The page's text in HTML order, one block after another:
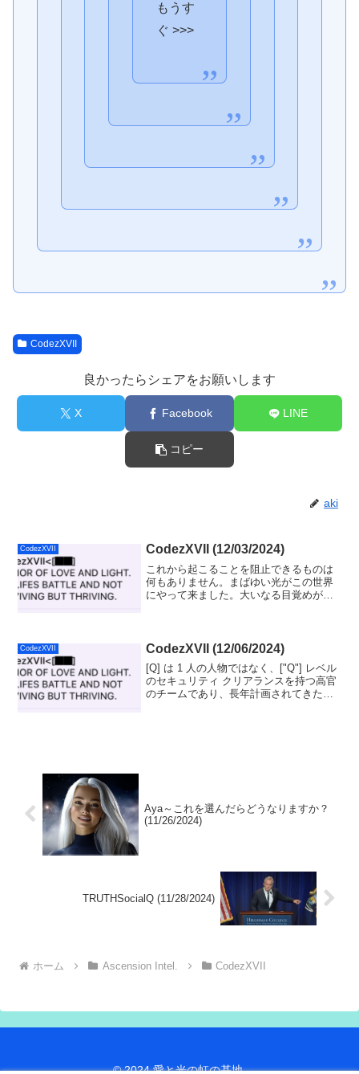
もうす
ぐ >>>
CodezXVII
良かったらシェアをお願いします
X Facebook LINE
コピー
aki
CodezXVII CodezXVII (12/03/2024)
これから起こることを阻止できるものは
何もありません。まばゆい光がこの世界
にやって来ました。大いなる目覚めが加
CodezXVII CodezXVII (12/06/2024)
[Q] は 1 人の人物ではなく、["Q"] レベル
のセキュリティ クリアランスを持つ高官
のチームであり、長年計画されてきた作
Aya～これを選んだらどうなりますか？
(11/26/2024)
TRUTHSocialQ (11/28/2024)
ホーム Ascension Intel. CodezXVII
© 2024 愛と光の虹の基地.